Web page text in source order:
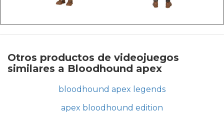
Otros productos de videojuegos
similares a Bloodhound apex
bloodhound apex legends
apex bloodhound edition